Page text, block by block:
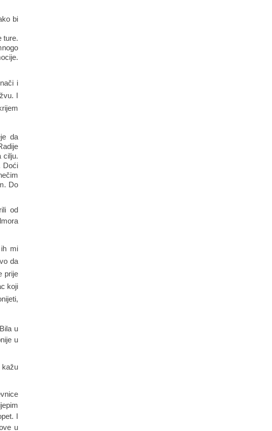
bi
ture.
i
I
da
cilju.
Doći
Do
od
ih mi
da
prije
koji
u
u
kažu
I
u